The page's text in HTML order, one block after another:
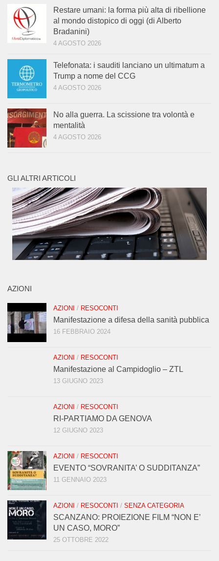
Restare umani: la forma più alta di ribellione
al mondo distopico di oggi (di Alberto
Bradanini)
4 AGOSTO 2026
Telefonata: i sauditi lanciano un ultimatum a
Trump a nome del CCG
4 AGOSTO 2026
No alla guerra. La scissione tra volontà e
mentalità
4 AGOSTO 2026
GLI ALTRI ARTICOLI
AZIONI
AZIONI / RESOCONTI
Manifestazione a difesa della sanità pubblica
16 FEBBRAIO 2024
AZIONI / RESOCONTI
Manifestazione al Campidoglio – ZTL
13 GIUGNO 2023
AZIONI / RESOCONTI
RI-PARTIAMO DA GENOVA
12 GIUGNO 2023
AZIONI / RESOCONTI
EVENTO “SOVRANITA’ O SUDDITANZA”
11 GENNAIO 2023
AZIONI / RESOCONTI / SENZA CATEGORIA
SCANZANO: PROIEZIONE FILM “NON E’
UN CASO, MORO”
25 OTTOBRE 2022